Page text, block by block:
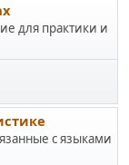
для практики и
с языками